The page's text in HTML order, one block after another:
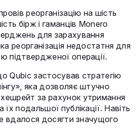
реорганізацію на шість
бірж і гаманців Monero
для зарахування
реорганізація недостатня для
підтвердженої операції.
Qubic застосував стратегію
яка дозволяє штучно
за рахунок утримання
їх подальшої публікації. Навіть
вдалося досягти значущого